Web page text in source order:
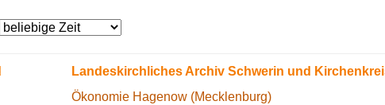
Landeskirchliches Archiv Schwerin und
Ökonomie Hagenow (Mecklenburg)